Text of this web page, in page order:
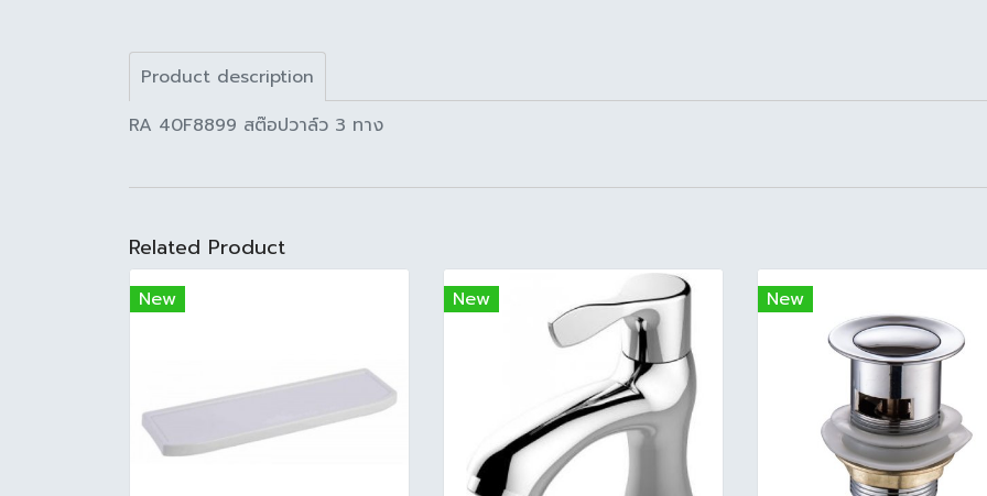
Product description
RA 40F8899 สต๊อปวาล์ว 3 ทาง
Related Product
New New New